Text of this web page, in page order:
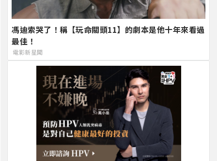
馮迪索哭了！稱【玩命關頭11】的劇本是他十年來看過
最佳！
電影新星聞